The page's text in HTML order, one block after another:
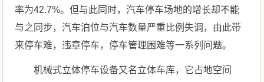
率为42.7%。但与此同时，汽车停车场地的增长却不能
与之同步，汽车泊位与汽车数量严重比例失调，由此带
来停车难，违章停车，停车管理困难等一系列问题。
机械式立体停车设备又名立体车库，它占地空间